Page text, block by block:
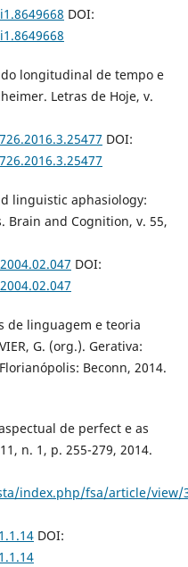
DOI:
longitudinal de tempo e
Letras de Hoje, v.
DOI:
linguistic aphasiology:
Brain and Cognition, v. 55,
DOI:
de linguagem e teoria
G. (org.). Gerativa:
Beconn, 2014.
aspectual de perfect e as
n. 1, p. 255-279, 2014.
index.php/fsa/article/view/
DOI: